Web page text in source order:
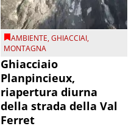
AMBIENTE,GHIACCIAI,
MONTAGNA
Ghiacciaio
Planpincieux,
riapertura diurna
della strada della Val
Ferret